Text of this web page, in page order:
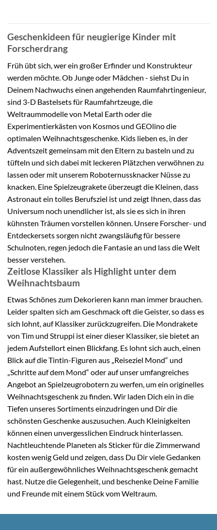
Geschenkideen für neugierige Kinder mit
Forscherdrang
Früh übt sich, wer ein großer Erfinder und Konstrukteur
werden möchte. Ob Junge oder Mädchen - siehst Du in
Deinem Nachwuchs einen angehenden Raumfahrtingenieur,
sind 3-D Bastelsets für Raumfahrtzeuge, die
Weltraummodelle von Metal Earth oder die
Experimentierkästen von Kosmos und GEOlino die
optimalen Weihnachtsgeschenke. Kids lieben es, in der
Adventszeit gemeinsam mit den Eltern zu basteln und zu
tüfteln und sich dabei mit leckeren Plätzchen verwöhnen zu
lassen oder mit unserem Roboternussknacker Nüsse zu
knacken. Eine Spielzeugrakete überzeugt die Kleinen, dass
Astronaut ein tolles Berufsziel ist und zeigt Ihnen, dass das
Universum noch unendlicher ist, als sie es sich in ihren
kühnsten Träumen vorstellen können. Unsere Forscher- und
Entdeckersets sorgen nicht zwangsläufig für bessere
Schulnoten, regen jedoch die Fantasie an und lass die Welt
besser verstehen.
Zeitlose Klassiker als Highlight unter dem
Weihnachtsbaum
Etwas Schönes zum Dekorieren kann man immer brauchen.
Leider spalten sich am Geschmack oft die Geister, so dass es
sich lohnt, auf Klassiker zurückzugreifen. Die Mondrakete
von Tim und Struppi ist einer dieser Klassiker, sie bietet an
jedem Aufstellort einen Blickfang. Es lohnt sich auch, einen
Blick auf die Tintin-Figuren aus „Reiseziel Mond“ und
„Schritte auf dem Mond“ oder auf unser umfangreiches
Angebot an Spielzeugrobotern zu werfen, um ein originelles
Weihnachtsgeschenk zu finden. Wir laden Dich ein in die
Tiefen unseres Sortiments einzudringen und Dir die
schönsten Geschenke auszusuchen. Auch Kleinigkeiten
können einen unvergesslichen Eindruck hinterlassen.
Nachtleuchtende Planeten als Sticker für die Zimmerwand
kosten wenig Geld und zeigen, dass Du Dir viele Gedanken
für ein außergewöhnliches Weihnachtsgeschenk gemacht
hast. Nutze die Gelegenheit, und beschenke Deine Familie
und Freunde mit einem Stück vom Weltraum.